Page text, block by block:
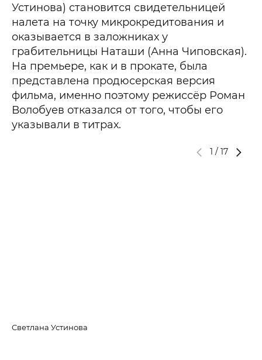
Устинова) становится свидетельницей
налета на точку микрокредитования и
оказывается в заложниках у
грабительницы Наташи (Анна Чиповская).
На премьере, как и в прокате, была
представлена продюсерская версия
фильма, именно поэтому режиссёр Роман
Волобуев отказался от того, чтобы его
указывали в титрах.
1 / 17
Светлана Устинова